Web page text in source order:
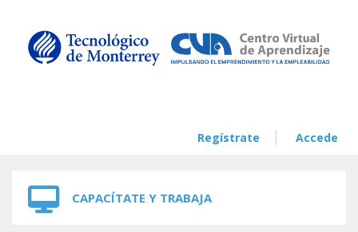
Regístrate Accede
CAPACÍTATE Y TRABAJA